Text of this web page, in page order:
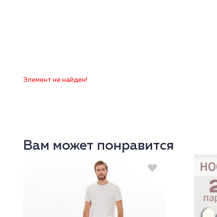
Элемент не найден!
Вам может понравится